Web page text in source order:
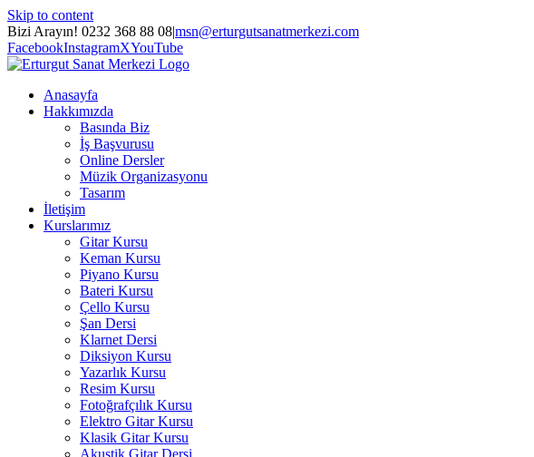
Skip to content
Bizi Arayın! 0232 368 88 08|msn@erturgutsanatmerkezi.com
FacebookInstagramXYouTube
Anasayfa
Hakkımızda
Basında Biz
İş Başvurusu
Online Dersler
Müzik Organizasyonu
Tasarım
İletişim
Kurslarımız
Gitar Kursu
Keman Kursu
Piyano Kursu
Bateri Kursu
Çello Kursu
Şan Dersi
Klarnet Dersi
Diksiyon Kursu
Yazarlık Kursu
Resim Kursu
Fotoğrafçılık Kursu
Elektro Gitar Kursu
Klasik Gitar Kursu
Akustik Gitar Dersi